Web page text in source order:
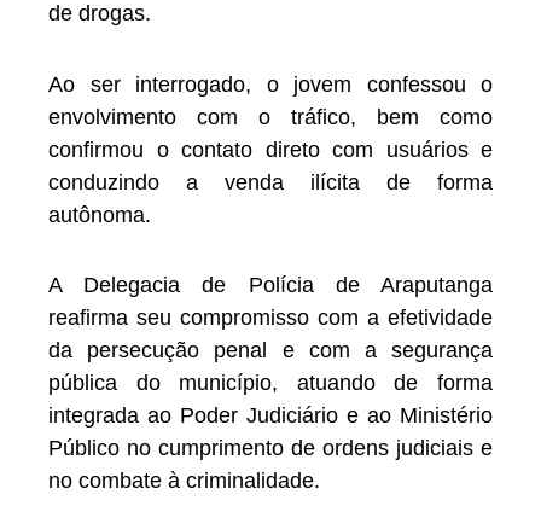
de drogas.
Ao ser interrogado, o jovem confessou o
envolvimento com o tráfico, bem como
confirmou o contato direto com usuários e
conduzindo a venda ilícita de forma
autônoma.
A Delegacia de Polícia de Araputanga
reafirma seu compromisso com a efetividade
da persecução penal e com a segurança
pública do município, atuando de forma
integrada ao Poder Judiciário e ao Ministério
Público no cumprimento de ordens judiciais e
no combate à criminalidade.